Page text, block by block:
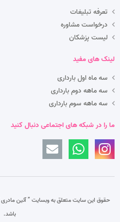
تعرفه تبلیغات
درخواست مشاوره
لیست پزشکان
لینک های مفید
سه ماه اول بارداری
سه ماهه دوم بارداری
سه ماهه سوم بارداری
ما را در شبکه های اجتماعی دنبال کنید
حقوق این سایت متعلق به وبسایت ” آئین
باشد.